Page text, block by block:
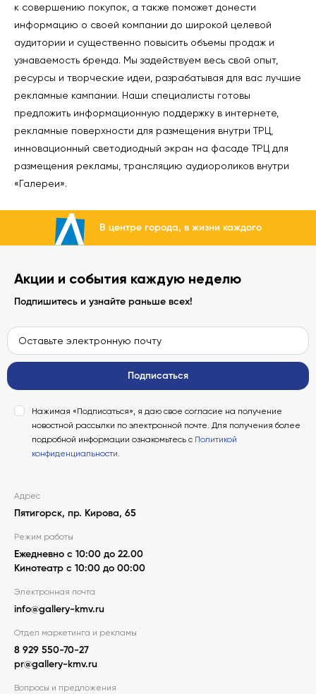
к совершению покупок, а также поможет донести
информацию о своей компании до широкой целевой
аудитории и существенно повысить объемы продаж и
узнаваемость бренда. Мы задействуем весь свой опыт,
ресурсы и творческие идеи, разрабатывая для вас лучшие
рекламные кампании. Наши специалисты готовы
предложить информационную поддержку в интернете,
рекламные поверхности для размещения внутри ТРЦ,
инновационный светодиодный экран на фасаде ТРЦ для
размещения рекламы, трансляцию аудиороликов внутри
«Галереи».
В центре города, в жизни каждого
Акции и события каждую неделю
Подпишитесь и узнайте раньше всех!
Подписаться
Нажимая «Подписаться», я даю свое согласие на получение
новостной рассылки по электронной почте. Для получения более
подробной информации ознакомьтесь с Политикой
конфиденциальности
Адрес
Пятигорск, пр. Кирова, 65
Режим работы
Ежедневно с 10:00 до 22.00
Кинотеатр с 10:00 до 00:00
Электронная почта
info@gallery-kmv.ru
Отдел маркетинга и рекламы
8 929 550-70-27
pr@gallery-kmv.ru
Вопросы и предложения